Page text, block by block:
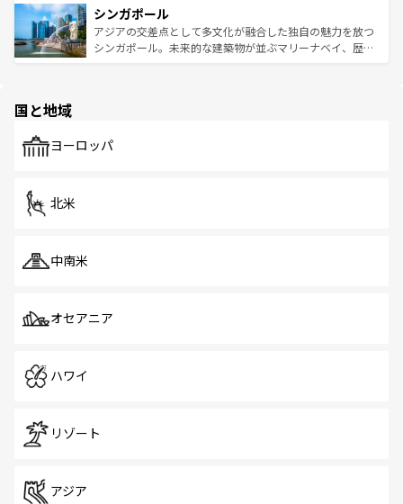
参照してほしい。
激する。気候は一年中温暖で、どの季節にも異なる楽しみ
が待っている。親しみやすいタイの人々、仏教を中心とし
た文化、そして多様な観光資源が、訪れる旅人を魅了し続
み、どこを訪れても感動するはず。観光スポットが密集し
ており、効率よく見どころを回れるのも魅力。息をのむよ
うな絶景から文化的な体験まで、香港を存分に楽しみ尽く
シンガポール
アジアの交差点として多文化が融合した独自の魅力を放つ
シンガポール。未来的な建築物が並ぶマリーナベイ、歴史
で、ホーカーズは地元の風情を楽しめる外せないスポット
国と地域
ヨーロッパ
北米
中南米
オセアニア
ハワイ
リゾート
アジア